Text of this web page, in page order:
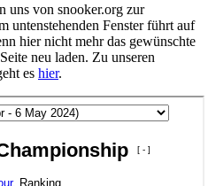
uns von snooker.org zur
untenstehenden Fenster führt auf
hier nicht mehr das gewünschte
neu laden. Zu unseren
es hier.